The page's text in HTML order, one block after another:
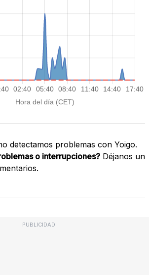
detectamos problemas con Yoigo.
o interrupciones? Déjanos un
PUBLICIDAD